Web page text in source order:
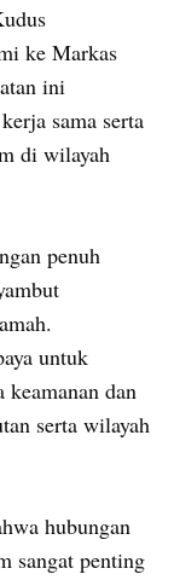
ke Markas
ini
sama serta
di wilayah
penuh
untuk
keamanan dan
serta wilayah
hubungan
sangat penting